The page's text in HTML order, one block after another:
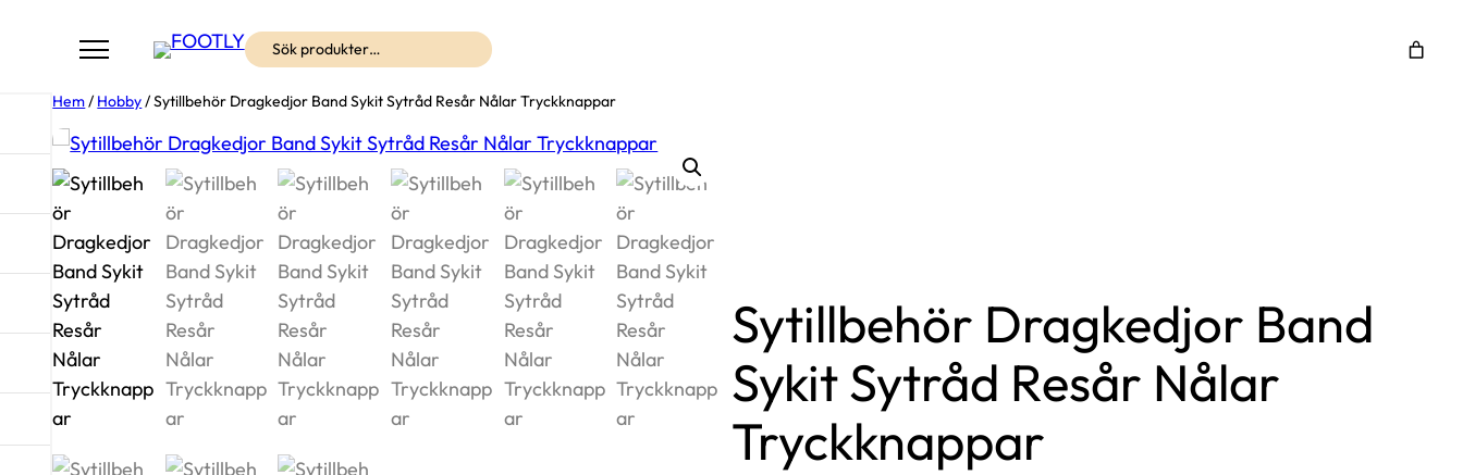
Sök
Hem/ Hobby/ Sytillbehör Dragkedjor Band Sykit Sytråd Resår Nålar Tryckknappar
Sytillbehör Dragkedjor Band
Sykit Sytråd Resår Nålar
Tryckknappar